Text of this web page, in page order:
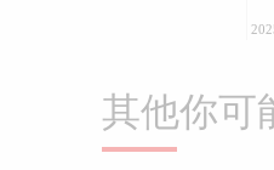
其他你可